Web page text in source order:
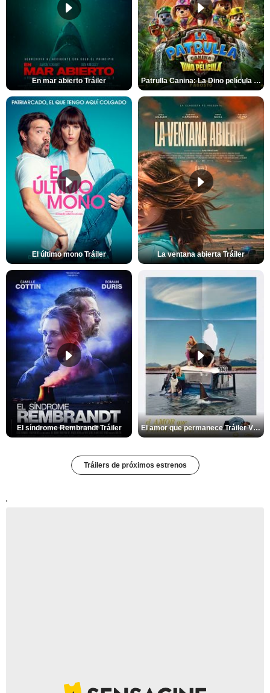
En mar abierto Tráiler Patrulla Canina: La Dino película Tráiler VO
El último mono Tráiler La ventana abierta Tráiler
El síndrome Rembrandt Tráiler El amor que permanece Tráiler VOSE
Tráilers de próximos estrenos
'